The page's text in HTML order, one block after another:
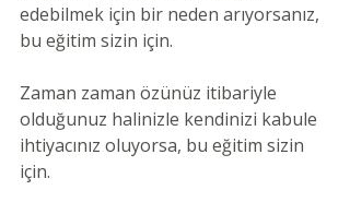
edebilmek için bir neden arıyorsanız,
bu eğitim sizin için.
Zaman zaman özünüz itibariyle
olduğunuz halinizle kendinizi kabule
ihtiyacınız oluyorsa, bu eğitim sizin
için.